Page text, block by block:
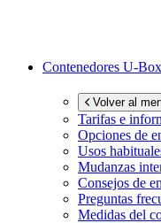
Contenedores U-Box
Volver al
Tarifas e
Opciones de
Usos
Mudanzas
Consejos de
Preguntas
Medidas del